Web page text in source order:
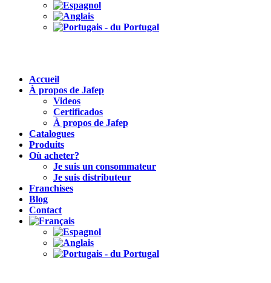
Accueil
À propos de Jafep
Videos
Certificados
À propos de Jafep
Catalogues
Produits
Où acheter?
Je suis un consommateur
Je suis distributeur
Franchises
Blog
Contact